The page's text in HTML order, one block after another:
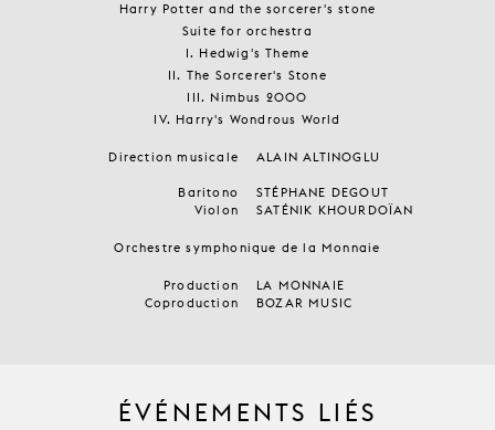
Harry Potter and the sorcerer's stone
Suite for orchestra
I. Hedwig's Theme
II. The Sorcerer's Stone
III. Nimbus 2000
IV. Harry's Wondrous World
Direction musicale ALAIN ALTINOGLU
Baritono
STÉPHANE DEGOUT
Violon
SATÉNIK KHOURDOÏAN
Orchestre symphonique de la Monnaie
Production
LA MONNAIE
Coproduction
BOZAR MUSIC
ÉVÉNEMENTS LIÉS